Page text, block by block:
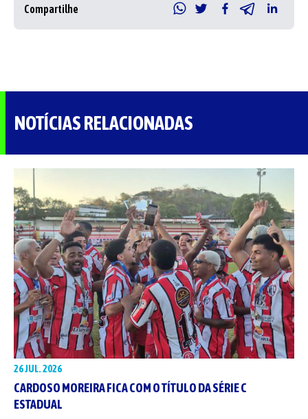
Compartilhe
NOTÍCIAS RELACIONADAS
26 JUL. 2026
CARDOSO MOREIRA FICA COM O TÍTULO DA SÉRIE C
ESTADUAL